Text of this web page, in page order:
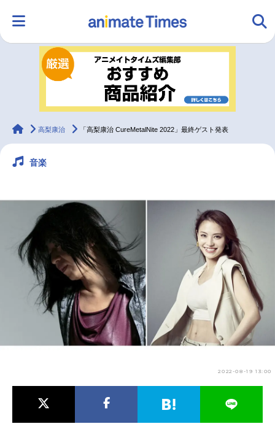
ランキング アニメ
ラジオ みんなの声
2.5次元 配信・Vtuber 無料マンガ
最新記事一覧
アニメ記事一覧 声優記事一覧
アニメ映画一覧 実写化映画一覧
今期アニメ曜日別一覧
春アニメ 夏アニメ
男性声優/女性声優一覧
animateTimes
高梨康治 「高梨康治 CureMetalNite 2022」最終ゲスト発表
音楽
2022-08-19 13:00